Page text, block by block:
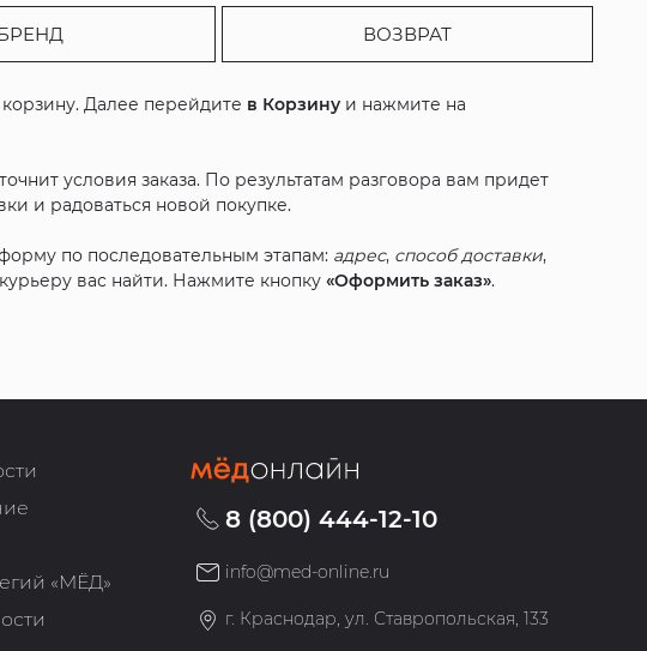
ВОЗВРАТ
Далее перейдите в Корзину и нажмите на
условия заказа. По результатам разговора вам придет
и радоваться новой покупке.
по последовательным этапам: адрес, способ доставки,
вас найти. Нажмите кнопку«Оформить заказ».
«МЁД»
8 (800) 444-12-10
info@med-online.ru
г. Краснодар, ул. Ставропольская, 133